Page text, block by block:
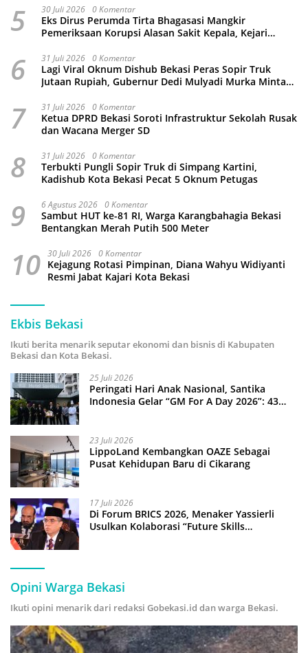
5 30 Juli 2026 0 Komentar
Eks Dirus Perumda Tirta Bhagasasi Mangkir
Pemeriksaan Korupsi Alasan Sakit Kepala, Kejari
6 31 Juli 2026 0 Komentar
Lagi Viral Oknum Dishub Bekasi Peras Sopir Truk
Jutaan Rupiah, Gubernur Dedi Mulyadi Murka Minta
7 31 Juli 2026 0 Komentar
Ketua DPRD Bekasi Soroti Infrastruktur Sekolah Rusak
dan Wacana Merger SD
8 31 Juli 2026 0 Komentar
Terbukti Pungli Sopir Truk di Simpang Kartini,
Kadishub Kota Bekasi Pecat 5 Oknum Petugas
9 6 Agustus 2026 0 Komentar
Sambut HUT ke-81 RI, Warga Karangbahagia Bekasi
Bentangkan Merah Putih 500 Meter
10 30 Juli 2026 0 Komentar
Kejagung Rotasi Pimpinan, Diana Wahyu Widiyanti
Resmi Jabat Kajari Kota Bekasi
Ekbis Bekasi
Ikuti berita menarik seputar ekonomi dan bisnis di Kabupaten
Bekasi dan Kota Bekasi.
25 Juli 2026
Peringati Hari Anak Nasional, Santika
Indonesia Gelar “GM For A Day 2026”: 43
23 Juli 2026
LippoLand Kembangkan OAZE Sebagai
Pusat Kehidupan Baru di Cikarang
17 Juli 2026
Di Forum BRICS 2026, Menaker Yassierli
Usulkan Kolaborasi “Future Skills
Opini Warga Bekasi
Ikuti opini menarik dari redaksi Gobekasi.id dan warga Bekasi.